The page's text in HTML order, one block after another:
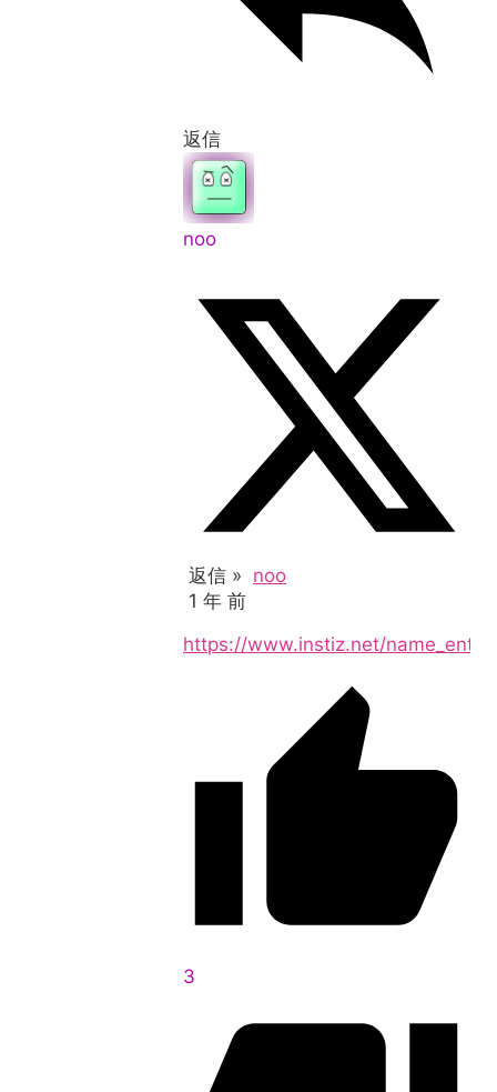
返信
noo
返信 » noo
1 年 前
https://www.instiz.net/
3